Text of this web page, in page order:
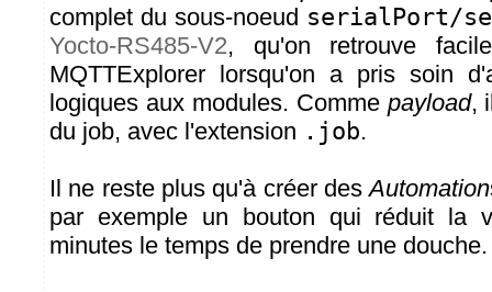
complet du sous-noeud serialPort/
Yocto-RS485-V2, qu'on retrouve
MQTTExplorer lorsqu'on a pris soin
logiques aux modules. Comme payload,
du job, avec l'extension .job.
Il ne reste plus qu'à créer desAutomation
par exemple un bouton qui réduit la
minutes le temps de prendre une douche.